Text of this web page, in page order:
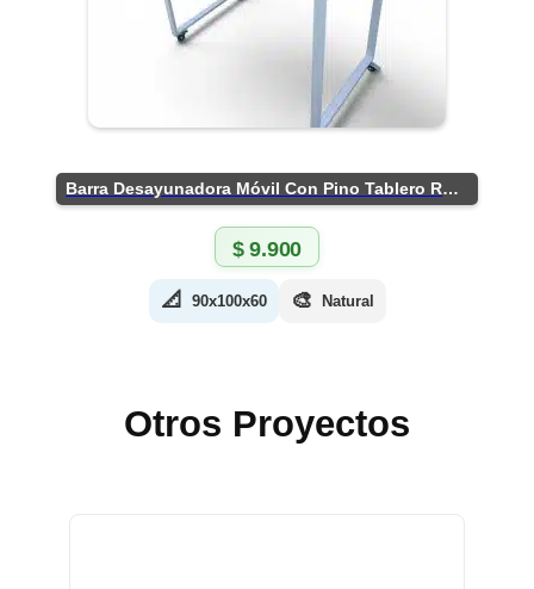
Barra Desayunadora Móvil Con Pino Tablero Rústico
$9.900
📐 90x100x60 🎨 Natural
Otros Proyectos